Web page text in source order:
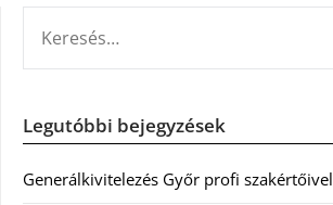
Legutóbbi bejegyzések
Generálkivitelezés Győr profi szakértőivel